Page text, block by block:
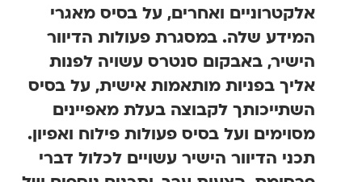
אלקטרוניים ואחרים, על בסיס מאגרי
המידע שלה. במסגרת פעולות הדיוור
הישיר, באבקום סנטרס עשויה לפנות
אליך בפניות מותאמות אישית, על בסיס
השתייכותך לקבוצה בעלת מאפיינים
מסוימים ועל בסיס פעולות פילוח ואפיון.
תכני הדיוור הישיר עשויים לכלול דברי